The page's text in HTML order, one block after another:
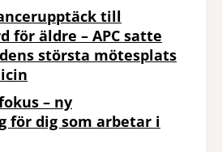
till
för äldre – APC satte
största mötesplats
– ny
för dig som arbetar i